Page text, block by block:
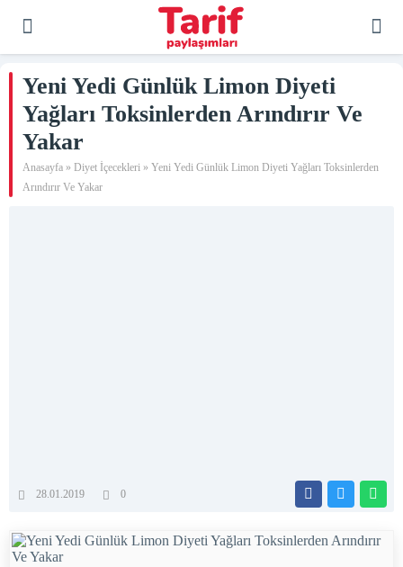
Yeni Yedi Günlük Limon Diyeti
Yağları Toksinlerden Arındırır Ve
Yakar
Anasayfa » Diyet İçecekleri » Yeni Yedi Günlük Limon Diyeti Yağları Toksinlerden
Arındırır Ve Yakar
28.01.2019 0